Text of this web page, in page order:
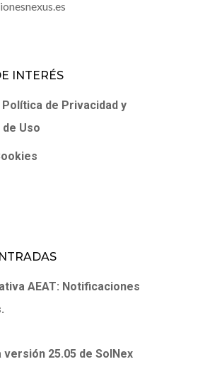
INTERÉS
de Privacidad y
Uso
AEAT: Notificaciones
versión 25.05 de SolNex